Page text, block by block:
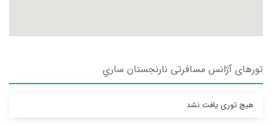
تورهای آژانس مسافرتی نارنجستان ساري
هیچ توری یافت نشد